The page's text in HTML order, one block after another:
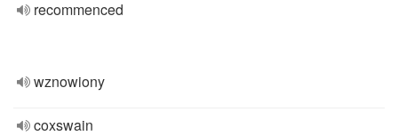
recommenced
wznowiony
coxswain